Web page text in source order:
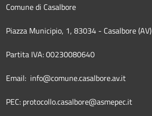
Comune di Casalbore
Piazza Municipio, 1, 83034 - Casalbore (AV)
Partita IVA: 00230080640
Email: info@comune.casalbore.av.it
PEC: protocollo.casalbore@asmepec.it